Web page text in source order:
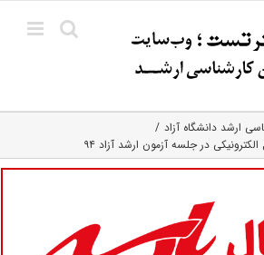
ارشد دانشگاه آزاد
در جلسه آزمون ارشد آزاد ۹۴